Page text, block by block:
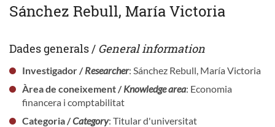
Sánchez Rebull, María Victoria
Dades generals / General information
Investigador /Researcher: Sánchez Rebull, María Victoria
Àrea de coneixement /Knowledge area: Economia
financera i comptabilitat
Categoria /Category: Titular d'universitat